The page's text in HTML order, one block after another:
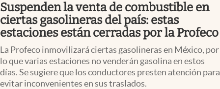
Pc y celular
Vida y estilo
Tv
Clima
Suspenden la venta de combustible en
ciertas gasolineras del país: estas
estaciones están cerradas por la Profeco
La Profeco inmovilizará ciertas gasolineras en México, por
lo que varias estaciones no venderán gasolina en estos
días. Se sugiere que los conductores presten atención para
evitar inconvenientes en sus traslados.